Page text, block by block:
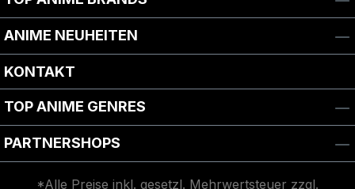
ANIME NEUHEITEN
KONTAKT
TOP ANIME GENRES
PARTNERSHOPS
*Alle Preise inkl. gesetzl. Mehrwertsteuer zzgl.